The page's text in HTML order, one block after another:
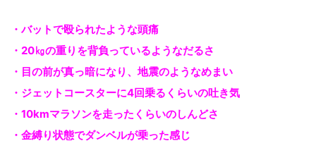
・バットで殴られたような頭痛
・20㎏の重りを背負っているようなだるさ
・目の前が真っ暗になり、地震のようなめまい
・ジェットコースターに4回乗るくらいの吐き気
・10kmマラソンを走ったくらいのしんどさ
・金縛り状態でダンベルが乗った感じ